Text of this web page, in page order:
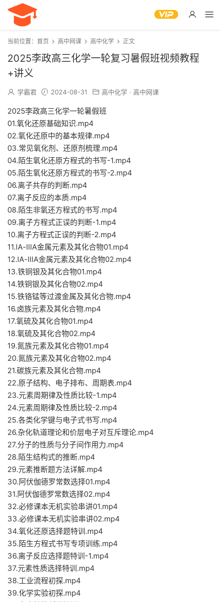
当前位置： 首页 高中网课 高中化学 正文
2025李政高三化学一轮复习暑假班视频教程
+讲义
学霸君 2024-08-31 高中化学 · 高中网课
2025李政高三化学一轮暑假班
01.氧化还原基础知识.mp4
02.氧化还原中的基本规律.mp4
03.常见氧化剂、还原剂梳理.mp4
04.陌生氧化还原方程式的书写-1.mp4
05.陌生氧化还原方程式的书写-2.mp4
06.离子共存的判断.mp4
07.离子反应的本质.mp4
08.陌生非氧还方程式的书写.mp4
09.离子方程式正误的判断-1.mp4
10.离子方程式正误的判断-2.mp4
11.lA-lllA金属元素及其化合物01.mp4
12.lA-lllA金属元素及其化合物02.mp4
13.铁铜银及其化合物01.mp4
14.铁铜银及其化合物02.mp4
15.铁铬锰等过渡金属及其化合物.mp4
16.卤族元素及其化合物.mp4
17.氧硫及其化合物01.mp4
18.氧硫及其化合物02.mp4
19.氮族元素及其化合物01.mp4
20.氮族元素及其化合物02.mp4
21.碳族元素及其化合物.mp4
22.原子结构、电子排布、周期表.mp4
23.元素周期律及性质比较-1.mp4
24.元素周期律及性质比较-2.mp4
25.各类化学键与电子式书写.mp4
26.杂化轨道理论和价层电子对互斥理论.mp4
27.分子的性质与分子间作用力.mp4
28.陌生结构式的推断.mp4
29.元素推断题方法详解.mp4
30.阿伏伽德罗常数选择01.mp4
31.阿伏伽德罗常数选择02.mp4
32.必修课本无机实验串讲01.mp4
33.必修课本无机实验串讲02.mp4
34.氧化还原选择题特训.mp4
35.陌生方程式书写专项训练.mp4
36.离子反应选择题特训-1.mp4
37.元素性质选择特训.mp4
38.工业流程初探.mp4
39.化学实验初探.mp4